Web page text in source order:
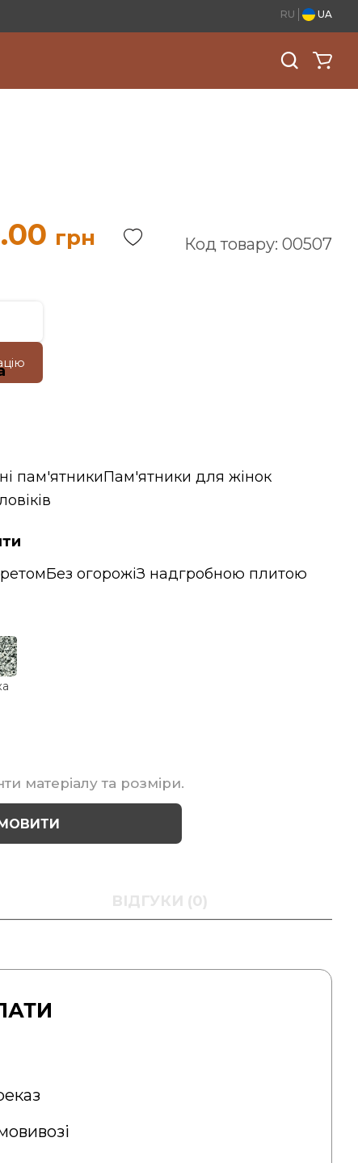
RU UA
грн Код товару: 00507
пам'ятникиПам'ятники для жінок
Без огорожіЗ надгробною плитою
матеріалу та розміри.
ВІДГУКИ (0)